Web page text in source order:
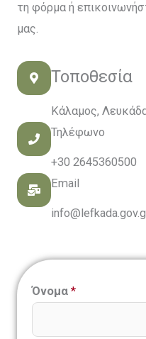
τη φόρμα ή
μας.
Τοποθεσία
Κάλαμος,
Τηλέφωνο
+30 2645360500
Email
Όνομα *